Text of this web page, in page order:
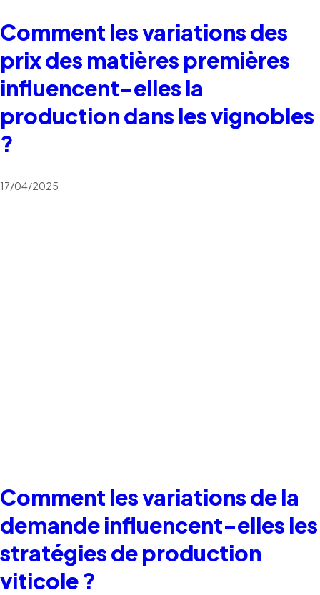
Comment les variations des
prix des matières premières
influencent-elles la
production dans les vignobles
?
17/04/2025
Comment les variations de la
demande influencent-elles les
stratégies de production
viticole ?